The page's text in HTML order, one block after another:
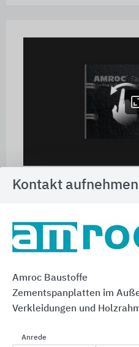
Kontakt aufnehmen
Amroc Baustoffe
Zementspanplatten im
Verkleidungen und
Anrede